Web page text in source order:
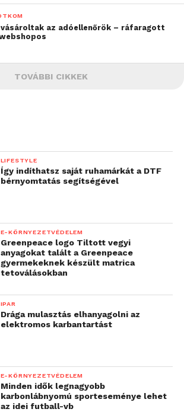
vásároltak az adóellenőrök – ráfaragott
TOVÁBBI CIKKEK
LIFESTYLE
Így indíthatsz saját ruhamárkát a DTF
bérnyomtatás segítségével
E-KÖRNYEZETVÉDELEM
Greenpeace logo Tiltott vegyi
anyagokat talált a Greenpeace
gyermekeknek készült matrica
tetoválásokban
IPAR
Drága mulasztás elhanyagolni az
elektromos karbantartást
E-KÖRNYEZETVÉDELEM
Minden idők legnagyobb
karbonlábnyomú sporteseménye lehet
az idei futball-vb